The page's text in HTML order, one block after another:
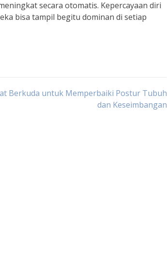
secara otomatis. Kepercayaan diri
bisa tampil begitu dominan di setiap
Berkuda untuk Memperbaiki Postur Tubuh
dan Keseimbangan